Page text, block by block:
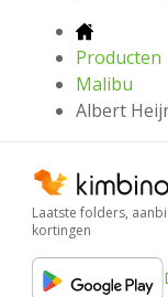
Producten
Malibu
Albert
Laatste folders,
kortingen